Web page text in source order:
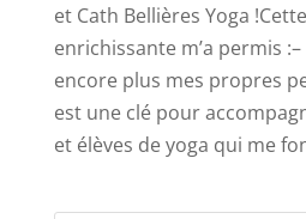
et Cath Bellières Yoga
enrichissante m’a permis
encore plus mes propres
est une clé pour
et élèves de yoga qui me